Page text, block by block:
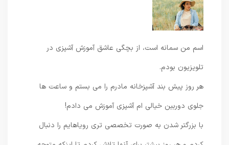
اسم من سمانه است، از بچگی عاشق آموزش آشپزی در
تلویزیون بودم.
هر روز پیش بند آشپزخانه مادرم را می بستم و ساعت ها
جلوی دوربین خیالی ام آشپزی آموزش می دادم!
با بزرگتر شدن به صورت تخصصی تری رویاهایم را دنبال